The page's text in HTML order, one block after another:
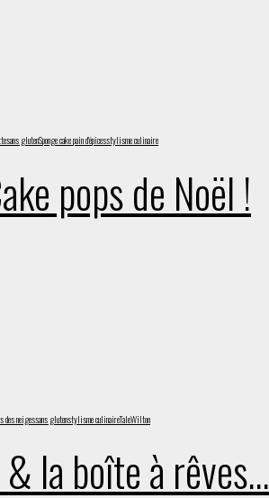
sans glutenSponge cake pain d'épicesstylisme culinaire
pops de Noël !
des neigessans glutenstylisme culinaireTaleWilton
la boîte à rêves…